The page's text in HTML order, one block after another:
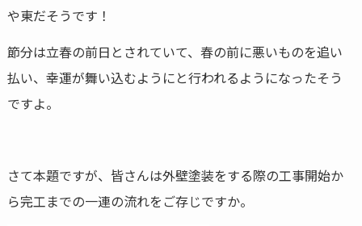
や東だそうです！
節分は立春の前日とされていて、春の前に悪いものを追い
払い、幸運が舞い込むようにと行われるようになったそう
ですよ。
さて本題ですが、皆さんは外壁塗装をする際の工事開始か
ら完工までの一連の流れをご存じですか。